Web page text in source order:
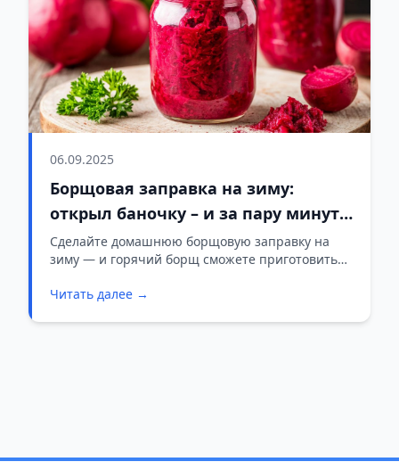
06.09.2025
Борщовая заправка на зиму:
открыл баночку – и за пару минут
готов ароматный борщик
Сделайте домашнюю борщовую заправку на
зиму — и горячий борщ сможете приготовить
Читать далее →